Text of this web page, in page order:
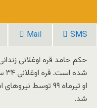
Mail SMS
حکم حامد قره اوغلانی
او تیرماه ۹۹ توسط
شد.